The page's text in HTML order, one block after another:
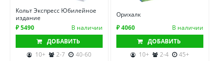
Кольт Экспресс Юбилейное
издание
₽ 5490
В наличии
ДОБАВИТЬ
10+
2-7 40-60
Орихалк
₽ 4060
В наличии
ДОБАВИТЬ
10+
2-4 45+